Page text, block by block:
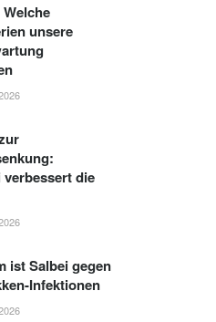
unsere
verbessert die
ist Salbei gegen
Infektionen